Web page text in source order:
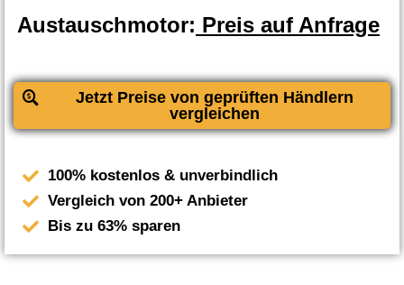
Austauschmotor: Preis auf Anfrage
Jetzt Preise von geprüften Händlern
vergleichen
100% kostenlos & unverbindlich
Vergleich von 200+ Anbieter
Bis zu 63% sparen